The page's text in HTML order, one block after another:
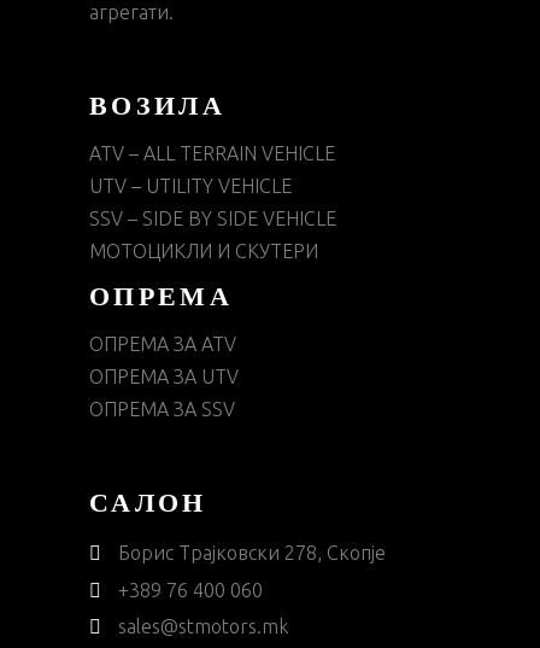
агрегати.
ВОЗИЛА
ATV – ALL TERRAIN VEHICLE
UTV – UTILITY VEHICLE
SSV – SIDE BY SIDE VEHICLE
МОТОЦИКЛИ И СКУТЕРИ
ОПРЕМА
ОПРЕМА ЗА ATV
ОПРЕМА ЗА UTV
ОПРЕМА ЗА SSV
САЛОН
Борис Трајковски 278, Скопје
+389 76 400 060
sales@stmotors.mk